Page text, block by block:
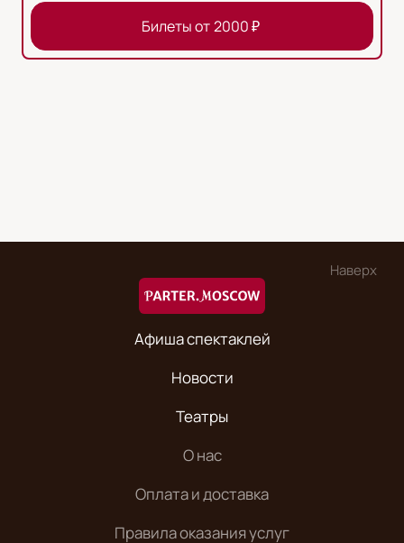
Билеты от 2000₽
Наверх
Афиша спектаклей
Новости
Театры
О нас
Оплата и доставка
Правила оказания услуг